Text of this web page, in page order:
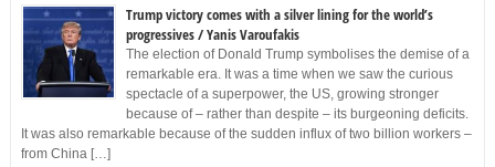
Trump victory comes with a silver lining for the world’s
progressives / Yanis Varoufakis
The election of Donald Trump symbolises the demise of a
remarkable era. It was a time when we saw the curious
spectacle of a superpower, the US, growing stronger
because of – rather than despite – its burgeoning deficits.
It was also remarkable because of the sudden influx of two billion workers –
from China […]